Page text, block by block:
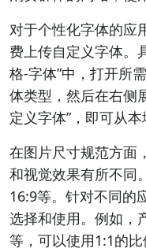
对于个性化字体的应
费上传自定义字体。
格-字体”中，打开所
体类型，然后在右侧
定义字体”，即可从
在图片尺寸规范方面
和视觉效果有所不同
16:9等。针对不同的
选择和使用。例如，
等，可以使用1:1的